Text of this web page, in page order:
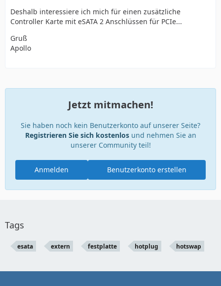
Deshalb interessiere ich mich für einen zusätzliche
Controller Karte mit eSATA 2 Anschlüssen für PCIe...
Gruß
Apollo
Jetzt mitmachen!
Sie haben noch kein Benutzerkonto auf unserer Seite?
Registrieren Sie sich kostenlosund nehmen Sie an
unserer Community teil!
Benutzerkonto erstellen
Anmelden
Tags
esata extern festplatte hotplug hotswap